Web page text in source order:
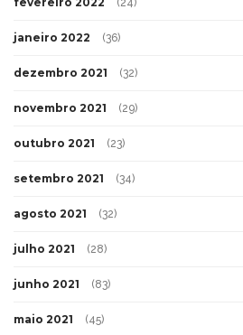
(24)
janeiro 2022 (36)
dezembro 2021 (32)
novembro 2021 (29)
outubro 2021 (23)
setembro 2021 (34)
agosto 2021 (32)
julho 2021 (28)
junho 2021 (83)
maio 2021 (45)